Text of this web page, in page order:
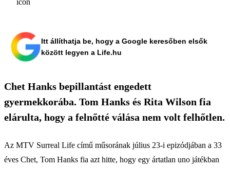
Itt állíthatja be, hogy a Google keresőben elsők
között legyen a Life.hu
Chet Hanks bepillantást engedett
gyermekkorába. Tom Hanks és Rita Wilson fia
elárulta, hogy a felnőtté válása nem volt felhőtlen.
Az MTV Surreal Life című műsorának július 23-i epizódjában a 33
éves Chet, Tom Hanks fia azt hitte, hogy egy ártatlan uno játékban